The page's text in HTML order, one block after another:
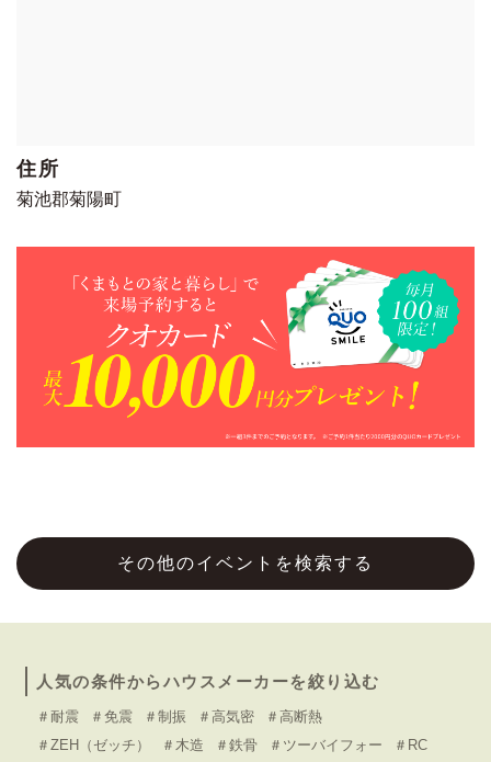
住所
菊池郡菊陽町
その他のイベントを検索する
人気の条件からハウスメーカーを絞り込む
＃耐震 ＃免震 ＃制振 ＃高気密
＃高断熱
＃ZEH（ゼッチ）
＃木造 ＃鉄骨 ＃ツーバイフォー
＃RC